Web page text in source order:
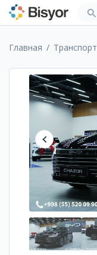
Главная Транспорт